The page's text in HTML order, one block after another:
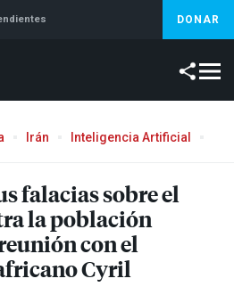
DONAR
Irán Inteligencia Artificial
falacias sobre el
la población
con el
Cyril